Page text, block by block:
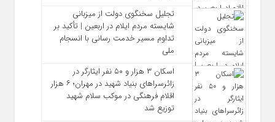
تجلیل سخنگوی دولت از میزبانی
شایسته مردم ایلام در اربعین | تأکید بر
تداوم مسیر خدمت‌ رسانی با انسجام
ملی
اسکان ۳ هزار و ۵۰ نفر ایثارگر در
زائرسراهای بنیاد شهید در مهران؛ ۶ هزار
اقلام فرهنگی در موکب سلام شهید
توزیع شد